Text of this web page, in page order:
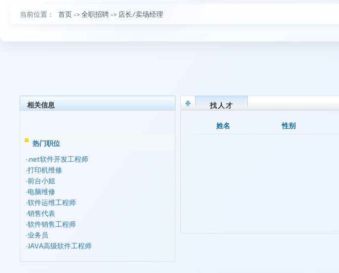
当前位置： 首页 ->全职招聘 -> 店长/卖场经理
相关信息
热门职位
·.net软件开发工程师
·打印机维修
·前台小姐
·电脑维修
·软件运维工程师
·销售代表
·软件销售工程师
·业务员
·JAVA高级软件工程师
找人才
姓名 性别